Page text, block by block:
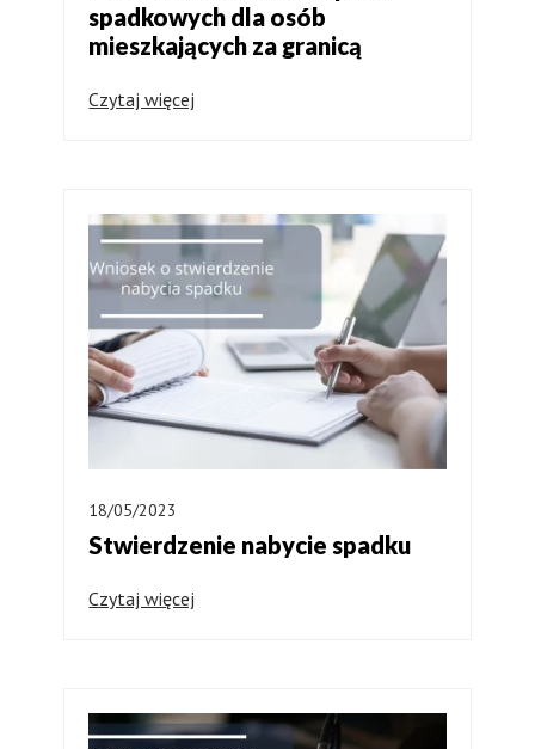
spadkowych dla osób
mieszkających za granicą
Czytaj więcej
18/05/2023
Stwierdzenie nabycie spadku
Czytaj więcej